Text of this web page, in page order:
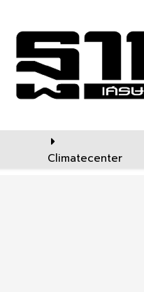
Climatecenter